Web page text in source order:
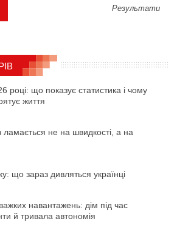
Результати
році: що показує статистика і чому
життя
не на швидкості, а на
що зараз дивляться українці
навантажень: дім під час
й тривала автономія